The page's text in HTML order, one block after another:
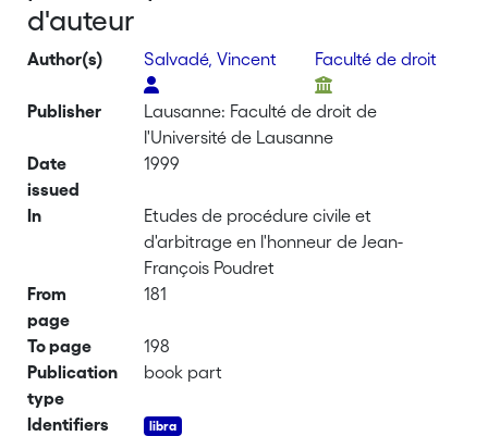
d'auteur
Author(s) Salvadé, Vincent Faculté de droit
Publisher
Lausanne: Faculté de droit de
l'Université de Lausanne
Date
issued
1999
In
Etudes de procédure civile et
d'arbitrage en l'honneur de Jean-
François Poudret
From
page
181
To page
198
Publication
type
book part
Identifiers